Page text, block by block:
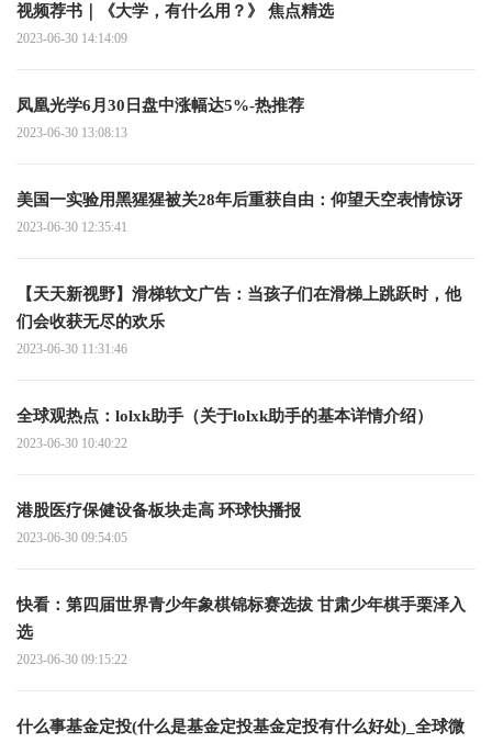
视频荐书｜《大学，有什么用？》 焦点精选
2023-06-30 14:14:09
凤凰光学6月30日盘中涨幅达5%-热推荐
2023-06-30 13:08:13
美国一实验用黑猩猩被关28年后重获自由：仰望天空表情惊讶
2023-06-30 12:35:41
【天天新视野】滑梯软文广告：当孩子们在滑梯上跳跃时，他
们会收获无尽的欢乐
2023-06-30 11:31:46
全球观热点：lolxk助手（关于lolxk助手的基本详情介绍）
2023-06-30 10:40:22
港股医疗保健设备板块走高 环球快播报
2023-06-30 09:54:05
快看：第四届世界青少年象棋锦标赛选拔 甘肃少年棋手栗泽入
选
2023-06-30 09:15:22
什么事基金定投(什么是基金定投基金定投有什么好处)_全球微